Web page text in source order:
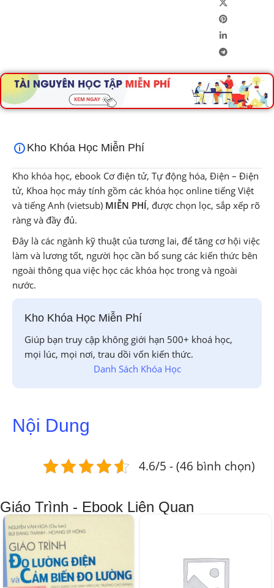
Kho Khóa Học Miễn Phí
Kho khóa học, ebook Cơ điện tử, Tự động hóa, Điện – Điện
tử, Khoa học máy tính gồm các khóa học online tiếng Việt
và tiếng Anh (vietsub) MIỄN PHÍ, được chọn lọc, sắp xếp rõ
ràng và đầy đủ.
Đây là các ngành kỹ thuật của tương lai, để tăng cơ hội việc
làm và lương tốt, người học cần bổ sung các kiến thức bên
ngoài thông qua việc học các khóa học trong và ngoài
nước.
Kho Khóa Học Miễn Phí
Giúp bạn truy cập không giới hạn 500+ khoá học,
mọi lúc, mọi nơi, trau dồi vốn kiến thức.
Danh Sách Khóa Học
Nội Dung
4.6/5 - (46 bình chọn)
Giáo Trình - Ebook Liên Quan